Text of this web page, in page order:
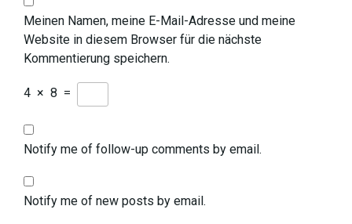
Meinen Namen, meine E-Mail-Adresse und meine
Website in diesem Browser für die nächste
Kommentierung speichern.
4 × 8 =
Notify me of follow-up comments by email.
Notify me of new posts by email.